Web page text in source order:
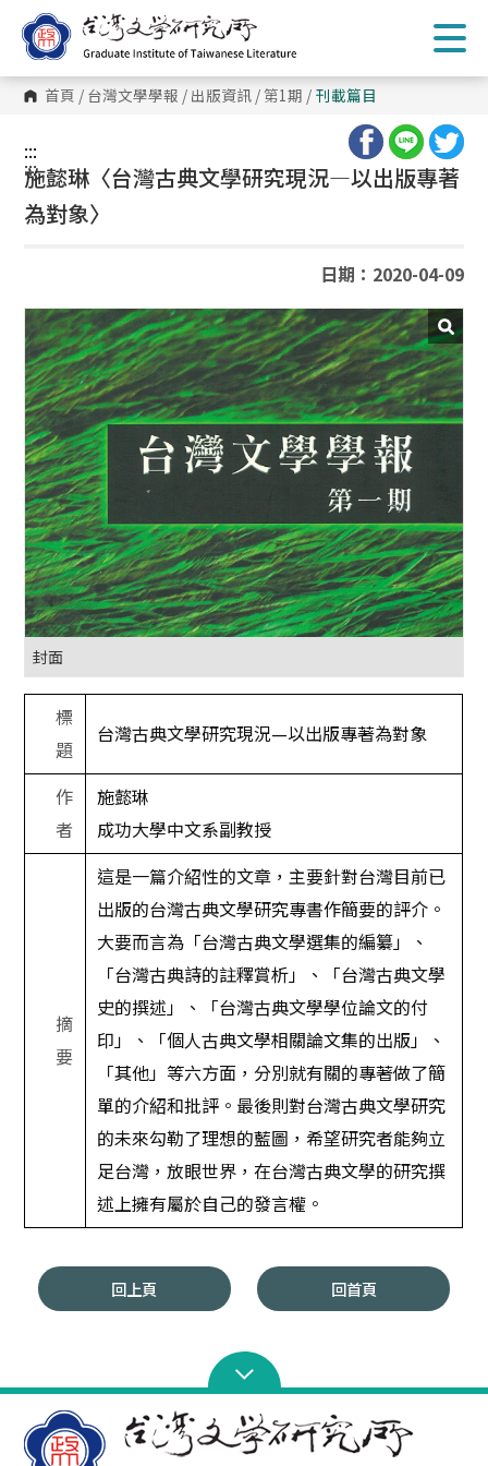
到
主
內
容 首頁 / 台灣文學學報 / 出版資訊 / 第1期 / 刊載篇目
:::
:::
施懿琳〈台灣古典文學研究現況—以出版專著
為對象〉
日期：2020-04-09
封面
標
題
台灣古典文學研究現況—以出版專著為對象
作
者
施懿琳
成功大學中文系副教授
摘
要
這是一篇介紹性的文章，主要針對台灣目前已
出版的台灣古典文學研究專書作簡要的評介。
大要而言為「台灣古典文學選集的編纂」、
「台灣古典詩的註釋賞析」、「台灣古典文學
史的撰述」、「台灣古典文學學位論文的付
印」、「個人古典文學相關論文集的出版」、
「其他」等六方面，分別就有關的專著做了簡
單的介紹和批評。最後則對台灣古典文學研究
的未來勾勒了理想的藍圖，希望研究者能夠立
足台灣，放眼世界，在台灣古典文學的研究撰
述上擁有屬於自己的發言權。
回上頁 回首頁